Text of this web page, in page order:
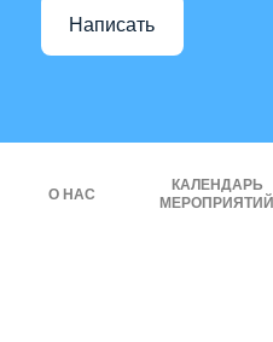
Написать
О НАС
КАЛЕНДАРЬ
МЕРОПРИЯТИЙ